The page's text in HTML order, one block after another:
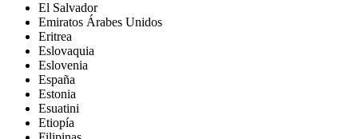
El Salvador
Emiratos Árabes Unidos
Eritrea
Eslovaquia
Eslovenia
España
Estonia
Esuatini
Etiopía